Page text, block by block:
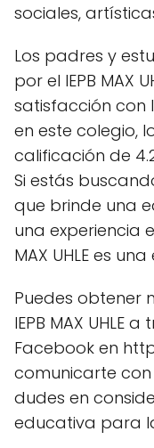
sociales,
Los padres y
por el IEPB MAX
satisfacción con
en este colegio,
calificación de
Si estás
que brinde una
una experiencia
MAX UHLE es
Puedes obtener
IEPB MAX UHLE
Facebook en
comunicarte con
dudes en
educativa para